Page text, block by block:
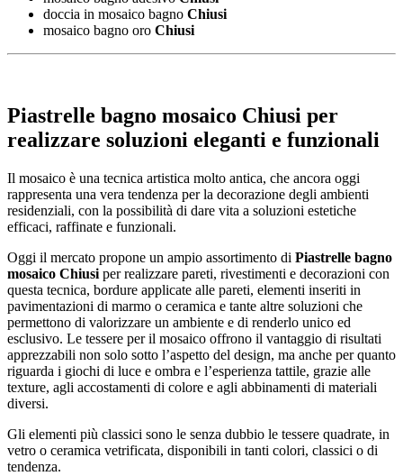
doccia in mosaico bagno Chiusi
mosaico bagno oro Chiusi
Piastrelle bagno mosaico Chiusi per
realizzare soluzioni eleganti e funzionali
Il mosaico è una tecnica artistica molto antica, che ancora oggi
rappresenta una vera tendenza per la decorazione degli ambienti
residenziali, con la possibilità di dare vita a soluzioni estetiche
efficaci, raffinate e funzionali.
Oggi il mercato propone un ampio assortimento di Piastrelle bagno
mosaico Chiusi per realizzare pareti, rivestimenti e decorazioni con
questa tecnica, bordure applicate alle pareti, elementi inseriti in
pavimentazioni di marmo o ceramica e tante altre soluzioni che
permettono di valorizzare un ambiente e di renderlo unico ed
esclusivo. Le tessere per il mosaico offrono il vantaggio di risultati
apprezzabili non solo sotto l’aspetto del design, ma anche per quanto
riguarda i giochi di luce e ombra e l’esperienza tattile, grazie alle
texture, agli accostamenti di colore e agli abbinamenti di materiali
diversi.
Gli elementi più classici sono le senza dubbio le tessere quadrate, in
vetro o ceramica vetrificata, disponibili in tanti colori, classici o di
tendenza.